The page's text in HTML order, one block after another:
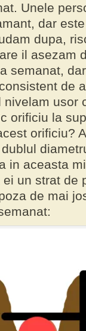
. Unele
dar
dupa,
il asezam
semanat,
de
usor
orificiu la
orificiu?
in aceasta
un strat de
de mai